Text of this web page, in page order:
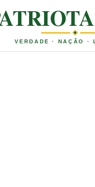
VERDADE · NAÇÃO ·